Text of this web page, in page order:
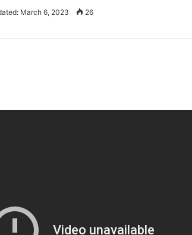
March 6, 2023 26